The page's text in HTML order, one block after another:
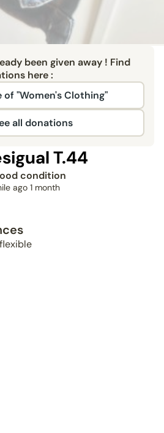
been given away ! Find
here :
of "Women's Clothing"
all donations
T.44
condition
ago 1 month